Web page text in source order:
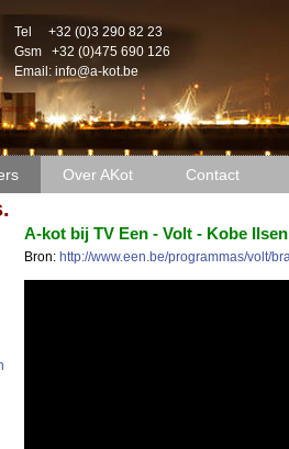
Tel +32 (0)3 290 82 23
Gsm
+32 (0)475 690 126
Email: info@a-kot.be
Over AKot Contact
A-kot bij TV Een - Volt - Kobe Ilsen
Bron: http://www.een.be/programmas/volt/